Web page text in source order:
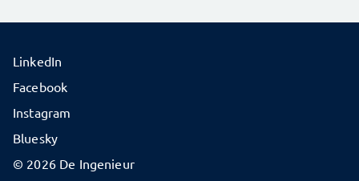
© 2026 De Ingenieur
LinkedIn
Facebook
Instagram
Bluesky